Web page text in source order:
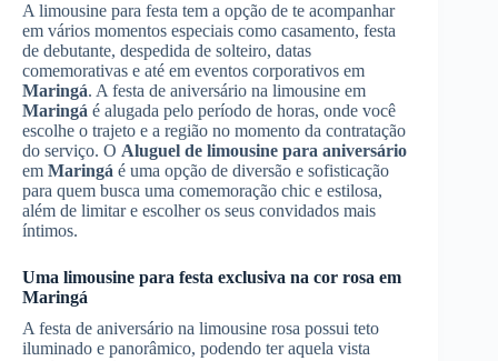
A limousine para festa tem a opção de te acompanhar
em vários momentos especiais como casamento, festa
de debutante, despedida de solteiro, datas
comemorativas e até em eventos corporativos em
Maringá. A festa de aniversário na limousine em
Maringá é alugada pelo período de horas, onde você
escolhe o trajeto e a região no momento da contratação
do serviço. O Aluguel de limousine para aniversário
em Maringá é uma opção de diversão e sofisticação
para quem busca uma comemoração chic e estilosa,
além de limitar e escolher os seus convidados mais
íntimos.
Uma limousine para festa exclusiva na cor rosa em
Maringá
A festa de aniversário na limousine rosa possui teto
iluminado e panorâmico, podendo ter aquela vista